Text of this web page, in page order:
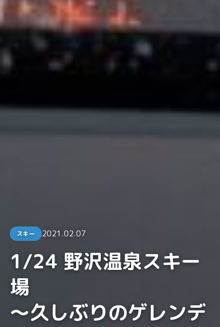
スキー 2021.02.07
1/24 野沢温泉スキー
場
〜久しぶりのゲレンデ